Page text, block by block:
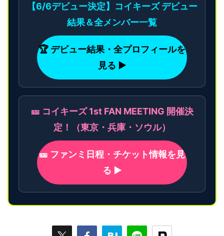
【6/6デビュー決定】コイキーズ デビュー
結果＆全メンバー一覧
🏆 デビュー結果・全プロフィールを
見る ▶
🎫 コイキーズ 1st FAN MEETING 開催決
定！（東京・兵庫・ソウル）
🎫 ファンミ日程・チケット情報を見
る ▶